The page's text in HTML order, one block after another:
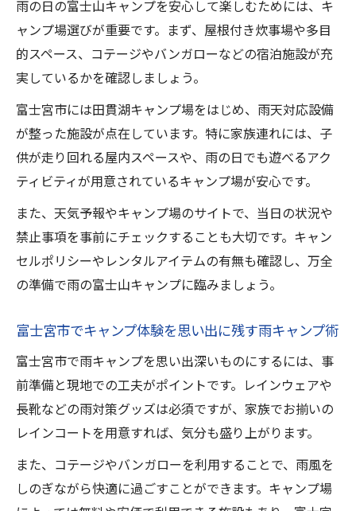
ポイント
富士山キャンプを安全に楽しむための富士
宮市情報
富士宮市の富士山キャンプで雨の日も後悔
しない体験
雨の日の富士山キャンプを安心して楽しむためには、キ
ャンプ場選びが重要です。まず、屋根付き炊事場や多目
的スペース、コテージやバンガローなどの宿泊施設が充
実しているかを確認しましょう。
富士宮市には田貫湖キャンプ場をはじめ、雨天対応設備
が整った施設が点在しています。特に家族連れには、子
供が走り回れる屋内スペースや、雨の日でも遊べるアク
ティビティが用意されているキャンプ場が安心です。
また、天気予報やキャンプ場のサイトで、当日の状況や
禁止事項を事前にチェックすることも大切です。キャン
セルポリシーやレンタルアイテムの有無も確認し、万全
の準備で雨の富士山キャンプに臨みましょう。
富士宮市でキャンプ体験を思い出に残す雨キャンプ術
富士宮市で雨キャンプを思い出深いものにするには、事
前準備と現地での工夫がポイントです。レインウェアや
長靴などの雨対策グッズは必須ですが、家族でお揃いの
レインコートを用意すれば、気分も盛り上がります。
また、コテージやバンガローを利用することで、雨風を
しのぎながら快適に過ごすことができます。キャンプ場